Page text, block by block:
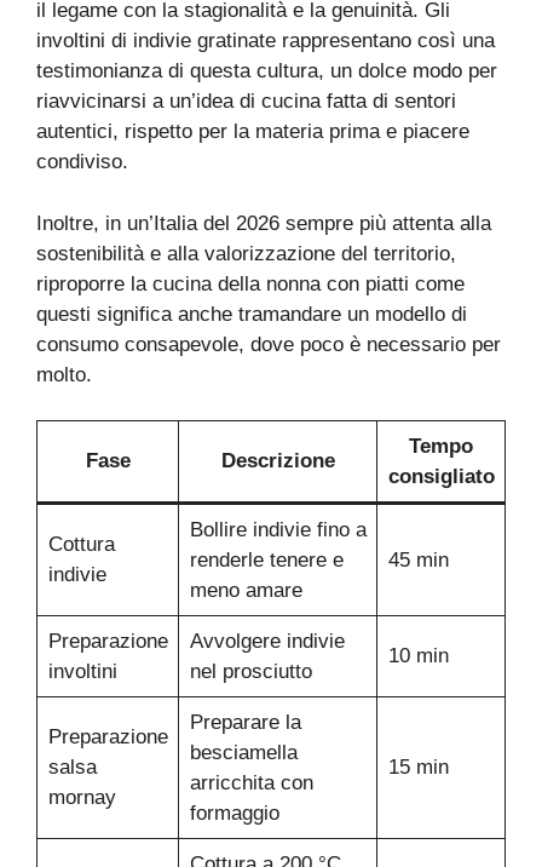
il legame con la stagionalità e la genuinità. Gli
involtini di indivie gratinate rappresentano così una
testimonianza di questa cultura, un dolce modo per
riavvicinarsi a un’idea di cucina fatta di sentori
autentici, rispetto per la materia prima e piacere
condiviso.
Inoltre, in un’Italia del 2026 sempre più attenta alla
sostenibilità e alla valorizzazione del territorio,
riproporre la cucina della nonna con piatti come
questi significa anche tramandare un modello di
consumo consapevole, dove poco è necessario per
molto.
Fase Descrizione
Tempo
consigliato
Cottura
indivie
Bollire indivie fino a
renderle tenere e
meno amare
45 min
Preparazione
involtini
Avvolgere indivie
nel prosciutto
10 min
Preparazione
salsa
mornay
Preparare la
besciamella
arricchita con
formaggio
15 min